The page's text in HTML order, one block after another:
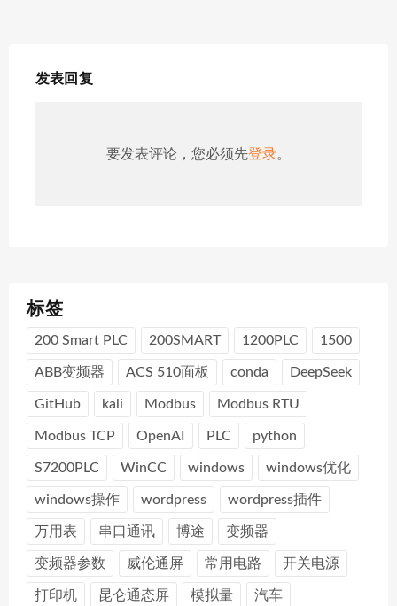
发表回复
要发表评论，您必须先登录。
标签
200 Smart PLC 200SMART 1200PLC 1500
ABB变频器 ACS 510面板 conda DeepSeek
GitHub kali Modbus Modbus RTU
Modbus TCP OpenAI PLC python
S7200PLC WinCC windows windows优化
windows操作 wordpress wordpress插件
万用表 串口通讯 博途 变频器
变频器参数 威伦通屏 常用电路 开关电源
打印机 昆仑通态屏 模拟量 汽车